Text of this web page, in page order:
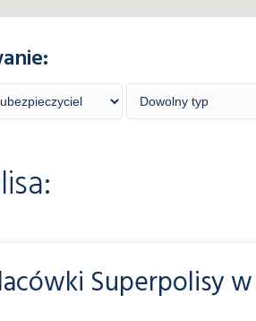
Superpolisy